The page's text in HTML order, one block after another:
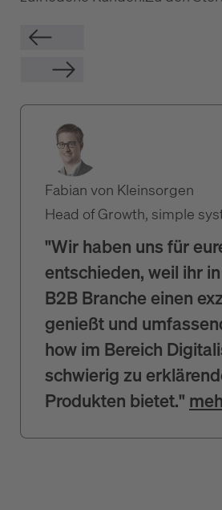
Fabian von Kleinsorgen
Head of Growth, simple
"Wir haben uns für
entschieden, weil ihr
B2B Branche einen
genießt und
how im Bereich
schwierig zu
Produkten bietet."